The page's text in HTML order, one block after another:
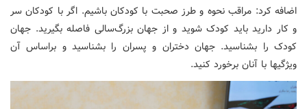
اضافه کرد: مراقب نحوه و طرز صحبت با کودکان باشیم. اگر با کودکان سر
و کار دارید باید کودک شوید و از جهان بزرگ‌سالی فاصله بگیرید. جهان
کودک را بشناسید. جهان دختران و پسران را بشناسید و براساس آن
ویژگی‎ها با آنان برخورد کنید.